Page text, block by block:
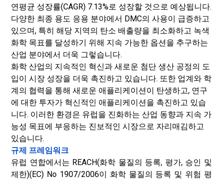
연평균 성장률(CAGR) 7.13%로 성장할 것으로 예상됩니다.
다양한 최종 용도 응용 분야에서 DMC의 사용이 급증하고
있으며, 특히 해당 지역의 탄소 배출량을 최소화하고 녹색
화학 목표를 달성하기 위해 지속 가능한 옵션을 추구하는
산업 분야에서 더욱 그렇습니다.
화학 산업의 지속적인 혁신과 새로운 첨단 생산 공정의 도
입이 시장 성장을 더욱 촉진하고 있습니다. 또한 업계와 학
계의 협력을 통해 새로운 애플리케이션이 탄생하고, 연구
에 대한 투자가 혁신적인 애플리케이션을 촉진하고 있습
니다. 이러한 환경은 유럽을 진화하는 산업 동향과 지속 가
능성 목표에 부응하는 진보적인 시장으로 자리매김하고
있습니다.
규제 프레임워크
유럽 ​​연합에서는 REACH(화학 물질의 등록, 평가, 승인 및
제한)(EC) No 1907/2006이 화학 물질의 등록 및 위험 평